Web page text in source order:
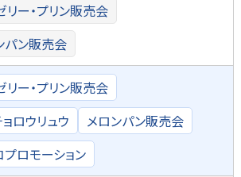
リー・プリン販売会
パン販売会
リー・プリン販売会
ロウリュウ
メロンパン販売会
プロモーション